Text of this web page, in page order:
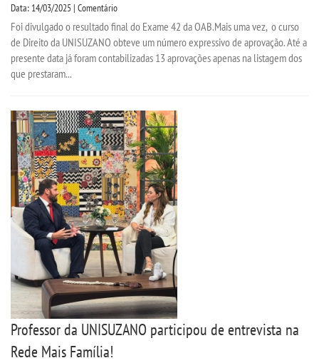
Data: 14/03/2025 | Comentário
Foi divulgado o resultado final do Exame 42 da OAB.Mais uma vez, o curso
de Direito da UNISUZANO obteve um número expressivo de aprovação. Até a
presente data já foram contabilizadas 13 aprovações apenas na listagem dos
que prestaram...
Professor da UNISUZANO participou de entrevista na
Rede Mais Família!